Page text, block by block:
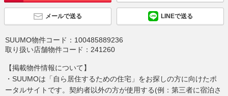
メールで送る LINEで送る
SUUMO物件コード： 100485889236
取り扱い店舗物件コード： 241260
【掲載物件情報について】
・SUUMOは「自ら居住するための住宅」をお探しの方に向けたポ
ータルサイトです。契約者以外の方が使用する(例：第三者に宿泊さ